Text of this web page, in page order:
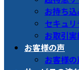
お持ち
セキュ
お取引
お客様の声
お客様